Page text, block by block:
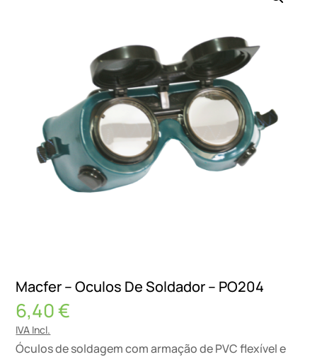
Macfer – Oculos De Soldador – PO204
6,40€
IVA Incl.
Óculos de soldagem com armação de PVC flexível e